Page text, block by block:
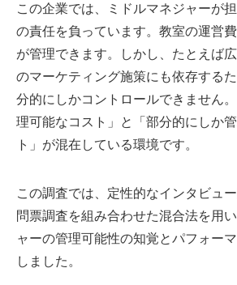
この企業では、ミドルマネジャーが
の責任を負っています。教室の運営
が管理できます。しかし、たとえば
のマーケティング施策にも依存する
分的にしかコントロールできません
理可能なコスト」と「部分的にしか
ト」が混在している環境です。
この調査では、定性的なインタビュ
問票調査を組み合わせた混合法を用
ャーの管理可能性の知覚とパフォー
しました。